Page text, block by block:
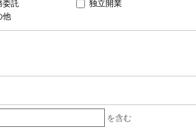
委託
独立開業
他
を含む